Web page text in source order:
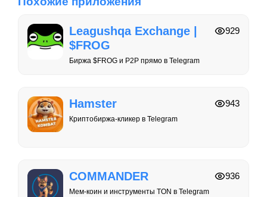
Leagushqa Exchange |
$FROG
Биржа $FROG и P2P прямо в Telegram
929
Hamster
Криптобиржа-кликер в Telegram
943
COMMANDER
Мем-коин и инструменты TON в Telegram
936